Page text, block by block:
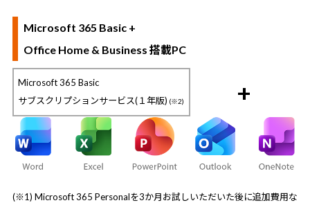
Microsoft 365 Basic +
Office Home & Business 搭載PC
Microsoft 365 Basic
サブスクリプションサービス(１年版) (※2) +
(※1) Microsoft 365 Personalを3か月お試しいただいた後に追加費用な